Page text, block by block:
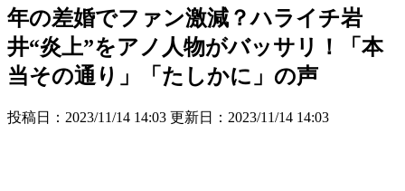
年の差婚でファン激減？ハライチ岩
井“炎上”をアノ人物がバッサリ！「本
当その通り」「たしかに」の声
投稿日：2023/11/14 14:03 更新日： 2023/11/14 14:03